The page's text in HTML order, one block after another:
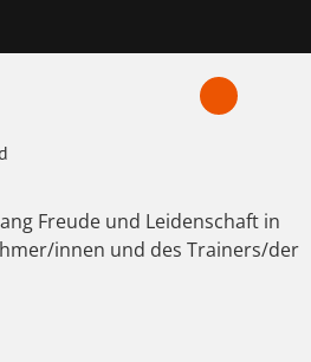
Freude und Leidenschaft in
innen und des Trainers/der